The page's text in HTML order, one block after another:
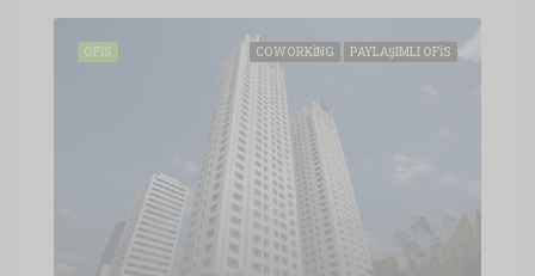
COWORKING PAYLAŞIMLI OFIS
OFIS